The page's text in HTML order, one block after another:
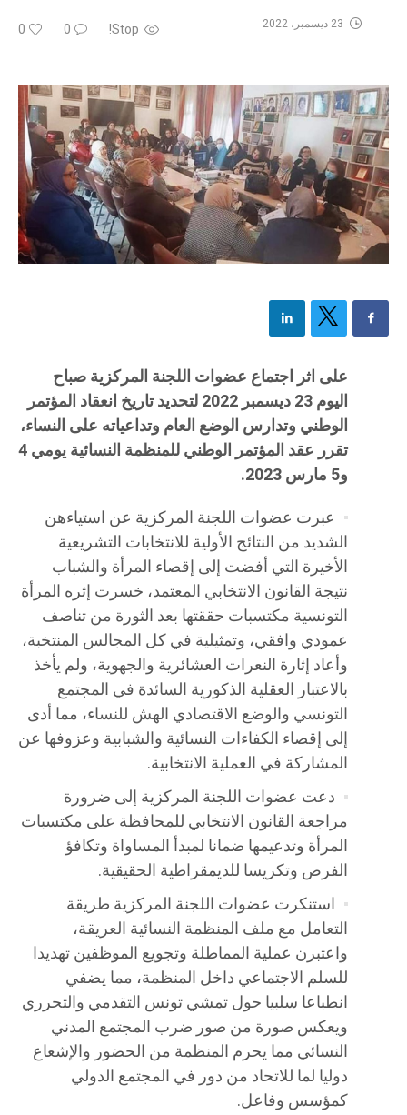
Stop!
0
0 23 ديسمبر، 2022
على اثر اجتماع عضوات اللجنة المركزية صباح
اليوم 23 ديسمبر 2022 لتحديد تاريخ انعقاد المؤتمر
الوطني وتدارس الوضع العام وتداعياته على النساء،
تقرر عقد المؤتمر الوطني للمنظمة النسائية يومي 4
و5 مارس 2023.
عبرت عضوات اللجنة المركزية عن استياءهن
الشديد من النتائج الأولية للانتخابات التشريعية
الأخيرة التي أفضت إلى إقصاء المرأة والشباب
نتيجة القانون الانتخابي المعتمد، خسرت إثره المرأة
التونسية مكتسبات حققتها بعد الثورة من تناصف
عمودي وافقي، وتمثيلية في كل المجالس المنتخبة،
وأعاد إثارة النعرات العشائرية والجهوية، ولم يأخذ
بالاعتبار العقلية الذكورية السائدة في المجتمع
التونسي والوضع الاقتصادي الهش للنساء، مما أدى
إلى إقصاء الكفاءات النسائية والشبابية وعزوفها عن
المشاركة في العملية الانتخابية.
دعت عضوات اللجنة المركزية إلى ضرورة
مراجعة القانون الانتخابي للمحافظة على مكتسبات
المرأة وتدعيمها ضمانا لمبدأ المساواة وتكافؤ
الفرص وتكريسا للديمقراطية الحقيقية.
استنكرت عضوات اللجنة المركزية طريقة
التعامل مع ملف المنظمة النسائية العريقة،
واعتبرن عملية المماطلة وتجويع الموظفين تهديدا
للسلم الاجتماعي داخل المنظمة، مما يضفي
انطباعا سلبيا حول تمشي تونس التقدمي والتحرري
ويعكس صورة من صور ضرب المجتمع المدني
النسائي مما يحرم المنظمة من الحضور والإشعاع
دوليا لما للاتحاد من دور في المجتمع الدولي
كمؤسس وفاعل.